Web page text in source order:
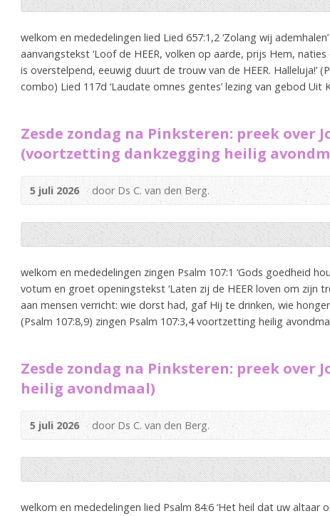
welkom en mededelingen lied Lied 657:1,2 ‘Zolang wij
aanvangstekst ‘Loof de HEER, volken op aarde, prijs Hem,
is overstelpend, eeuwig duurt de trouw van de HEER. Halleluja!’
combo) Lied 117d ‘Laudate omnes gentes’ lezing van gebod Uit
Zesde zondag na Pinksteren: preek over
(voortzetting dankzegging heilig
5 juli 2026 door Ds C. van den Berg.
welkom en mededelingen zingen Psalm 107:1 ‘Gods goedheid
votum en groet openingstekst ‘Laten zij de HEER loven om zijn
aan mensen verricht: wie dorst had, gaf Hij te drinken, wie
(Psalm 107:8,9) zingen Psalm 107:3,4 voortzetting heilig
Zesde zondag na Pinksteren: preek over
heilig avondmaal)
5 juli 2026 door Ds C. van den Berg.
welkom en mededelingen lied Psalm 84:6 ‘Het heil dat uw altaar